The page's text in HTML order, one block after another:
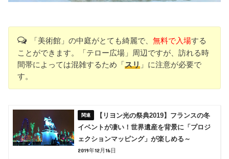
「美術館」の中庭がとても綺麗で、 無料で入場する
ことができます。「テロー広場」周辺ですが、訪れる時
間帯によっては混雑するため「スリ 」に注意が必要で
す。
【リヨン光の祭典2019】フランスの冬
イベントが凄い！世界遺産を背景に「プロジ
ェクションマッピング」が楽しめる～
2019年12月16日